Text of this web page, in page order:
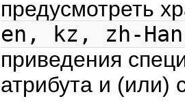
предусмотреть
en, kz, zh-
приведения
атрибута и (или)